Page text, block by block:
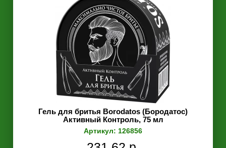
Гель для бритья Borodatos (Бородатос)
Активный Контроль, 75 мл
Артикул: 126856